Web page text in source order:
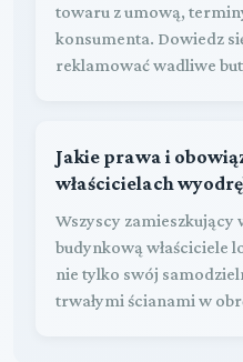
towaru z umową,
konsumenta. Dowiedz
reklamować wadliwe
Jakie prawa i
właścicielach
Wszyscy
budynkową właściciele
nie tylko swój
trwałymi ścianami w